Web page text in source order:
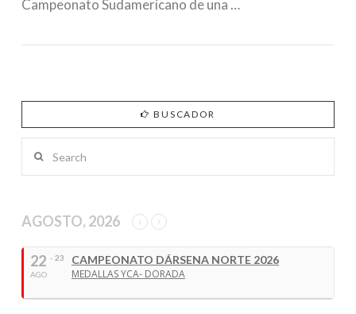
Campeonato Sudamericano de una …
BUSCADOR
AGOSTO, 2026
22
AGO
- 23
CAMPEONATO DÁRSENA NORTE 2026
MEDALLAS YCA- DORADA